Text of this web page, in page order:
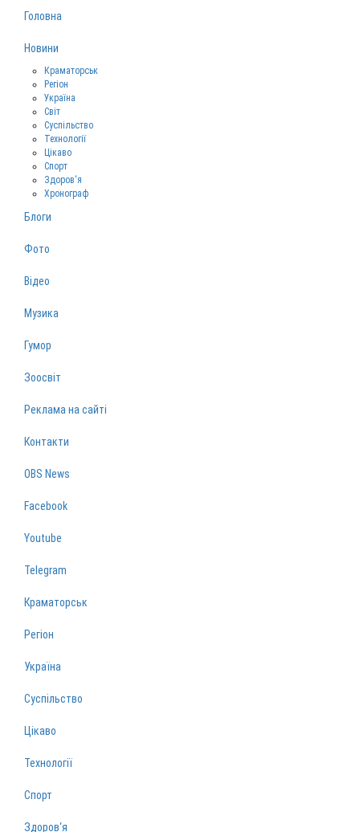
Головна
Новини
Краматорськ
Регіон
Україна
Світ
Суспільство
Технології
Цікаво
Спорт
Здоров‘я
Хронограф
Блоги
Фото
Відео
Музика
Гумор
Зоосвіт
Реклама на сайті
Контакти
OBS News
Facebook
Youtube
Telegram
Краматорськ
Регіон
Україна
Суспільство
Цікаво
Технології
Спорт
Здоров‘я